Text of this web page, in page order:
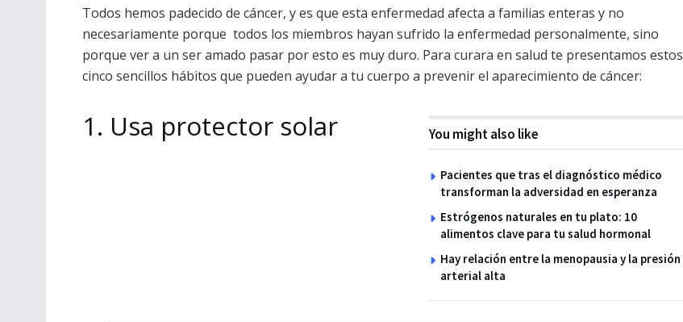
Todos hemos padecido de cáncer, y es que esta enfermedad afecta a familias enteras y no
necesariamente porque todos los miembros hayan sufrido la enfermedad personalmente, sino
porque ver a un ser amado pasar por esto es muy duro. Para curara en salud te presentamos estos
cinco sencillos hábitos que pueden ayudar a tu cuerpo a prevenir el aparecimiento de cáncer:
You might also like
Pacientes que tras el diagnóstico médico
transforman la adversidad en esperanza
Estrógenos naturales en tu plato: 10
alimentos clave para tu salud hormonal
Hay relación entre la menopausia y la presión
arterial alta
1. Usa protector solar